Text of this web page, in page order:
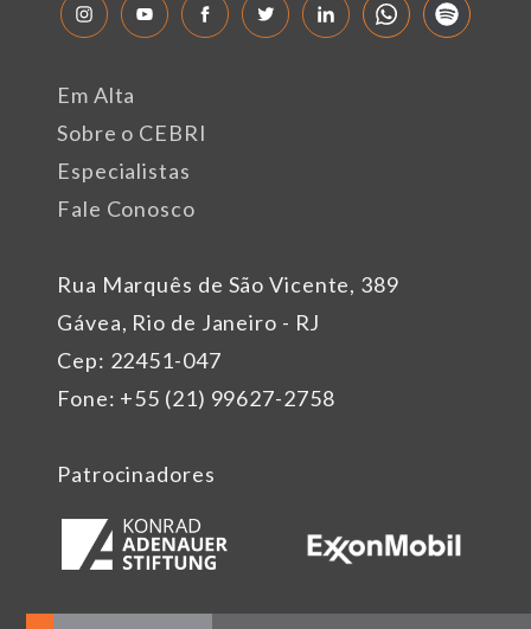
Rua Marquês de São Vicente, 389
Gávea, Rio de Janeiro - RJ
Cep: 22451-047
Fone: +55 (21) 99627-2758
Em Alta
Sobre o CEBRI
Especialistas
Fale Conosco
Patrocinadores